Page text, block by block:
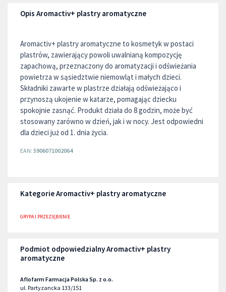
Opis Aromactiv+ plastry aromatyczne
Aromactiv+ plastry aromatyczne to kosmetyk w postaci
plastrów, zawierający powoli uwalnianą kompozycję
zapachową, przeznaczony do aromatyzacji i odświeżania
powietrza w sąsiedztwie niemowląt i małych dzieci.
Składniki zawarte w plastrze działają odświeżająco i
przynoszą ukojenie w katarze, pomagając dziecku
spokojnie zasnąć. Produkt działa do 8 godzin, może być
stosowany zarówno w dzień, jak i w nocy. Jest odpowiedni
dla dzieci już od 1. dnia życia.
EAN: 5906071002064
Kategorie Aromactiv+ plastry aromatyczne
GRYPA I PRZEZIĘBIENIE
Podmiot odpowiedzialny Aromactiv+ plastry
aromatyczne
Aflofarm Farmacja Polska Sp. z o.o.
ul. Partyzancka 133/151